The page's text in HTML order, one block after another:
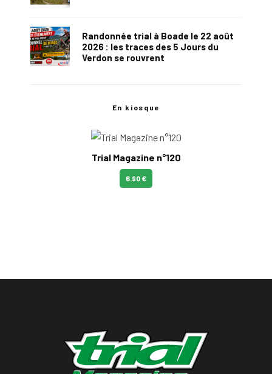
Randonnée trial à Boade le 22 août
2026 : les traces des 5 Jours du
Verdon se rouvrent
En kiosque
Trial Magazine n°120
6.90 €